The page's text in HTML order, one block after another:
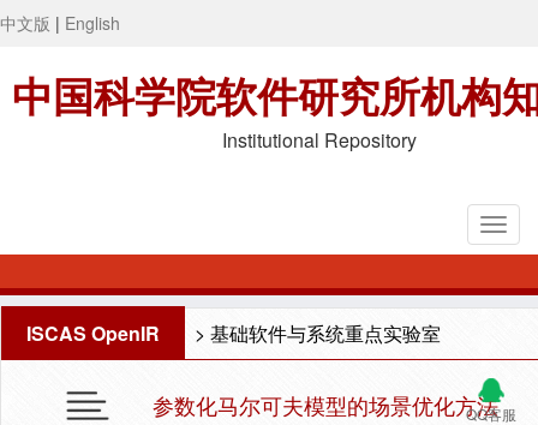
中文版 | English
中国科学院软件研究所机构
Institutional Repository
ISCAS OpenIR > 基础软件与系统重点实验室
QQ客服
参数化马尔可夫模型的场景优化方法